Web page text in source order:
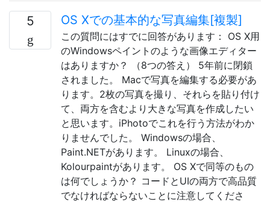
5 OS Xでの基本的な写真編集[複製]
この質問にはすでに回答があります： OS X用
のWindowsペイントのような画像エディター
はありますか？ （8つの答え） 5年前に閉鎖
されました。 Macで写真を編集する必要があ
ります。2枚の写真を撮り、それらを貼り付け
て、両方を含むより大きな写真を作成したい
と思います。iPhotoでこれを行う方法がわか
りませんでした。 Windowsの場合、
Paint.NETがあります。 Linuxの場合、
Kolourpaintがあります。 OS Xで同等のもの
は何でしょうか？ コードとUIの両方で高品質
でなければならないことに注意してくださ